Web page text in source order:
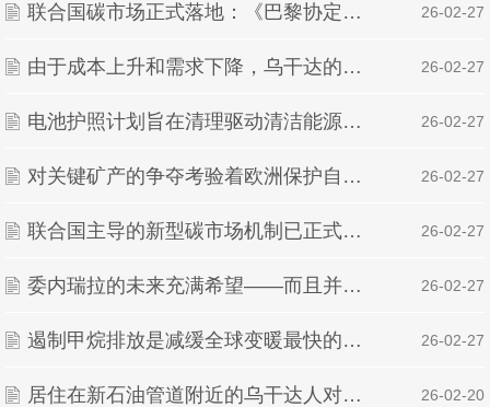
联合国碳市场正式落地：《巴黎协定》第6.4条机制完成首次碳信用签发 | 26-02-27
由于成本上升和需求下降，乌干达的石油收入可能低于预期 | 26-02-27
电池护照计划旨在清理驱动清洁能源的行业 | 26-02-27
对关键矿产的争夺考验着欧洲保护自然的决心 | 26-02-27
联合国主导的新型碳市场机制已正式向缅甸清洁炉灶项目核发首批碳信用 | 26-02-27
委内瑞拉的未来充满希望——而且并不依赖石油 | 26-02-27
遏制甲烷排放是减缓全球变暖最快的方法——但行动太慢了 | 26-02-27
居住在新石油管道附近的乌干达人对补偿计划感到失望 | 26-02-20